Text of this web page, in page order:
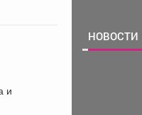
и
НОВОСТИ